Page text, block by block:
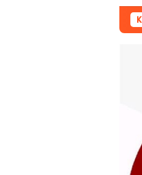
Polda Babel